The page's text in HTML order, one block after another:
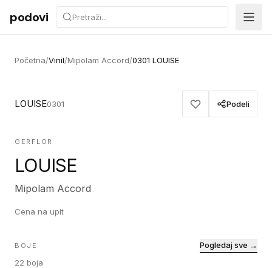
Preskoči na sadržaj
podovi
Početna/Vinil/Mipolam Accord/0301 LOUISE
LOUISE0301 Podeli
GERFLOR
LOUISE
Mipolam Accord
Cena na upit
BOJE
22 boja
Pogledaj sve →